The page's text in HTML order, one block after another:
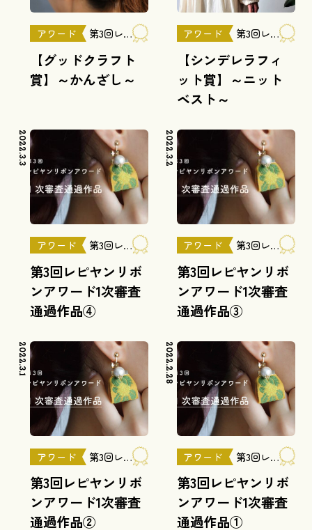
アワード 第3回レピヤンリボンアワード
【グッドクラフト
賞】～かんざし～
アワード 第3回レピヤンリボンアワード
【シンデレラフィ
ット賞】～ニット
ベスト～
2022.3.3
アワード 第3回レピヤンリボンアワード
第3回レピヤンリボ
ンアワード1次審査
通過作品④
2022.3.2
アワード 第3回レピヤンリボンアワード
第3回レピヤンリボ
ンアワード1次審査
通過作品③
2022.3.1
アワード 第3回レピヤンリボンアワード
第3回レピヤンリボ
ンアワード1次審査
通過作品②
2022.2.28
アワード 第3回レピヤンリボンアワード
第3回レピヤンリボ
ンアワード1次審査
通過作品①